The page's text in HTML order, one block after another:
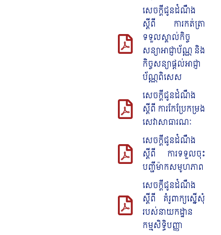
សេចក្តីជូនដំណឹង
ស្តីពី ការកត់ត្រា
ទទួលស្គាល់កិច្ច
សន្យាអាជ្ញាប័ណ្ណ និង
កិច្ចសន្យាផ្តល់អាជ្ញា
ប័ណ្ណពិសេស
សេចក្តីជូនដំណឹង
ស្តីពី ការកែប្រែកម្រង
សេវាសាធារណៈ
សេចក្តីជូនដំណឹង
ស្តីពី ការទទួលចុះ
បញ្ជីម៉ាកសមូហភាព
សេចក្តីជូនដំណឹង
ស្តីពី គំរូពាក្យស្នើសុំ
របស់នាយកដ្ឋាន
កម្មសិទ្ធិបញ្ញា